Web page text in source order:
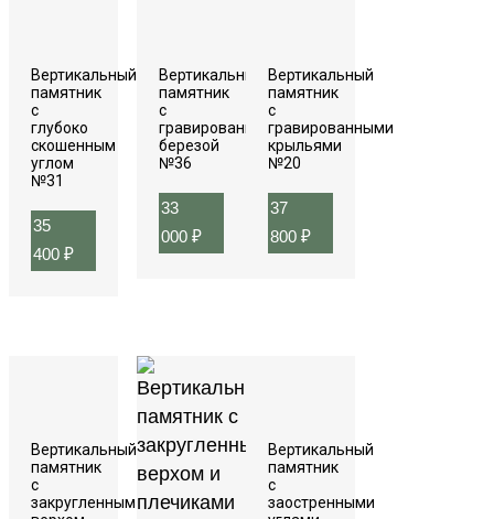
Вертикальный
памятник
с
глубоко
скошенным
углом
№31
35
400 ₽
Вертикальный
памятник
с
гравированной
березой
№36
33
000 ₽
Вертикальный
памятник
с
гравированными
крыльями
№20
37
800 ₽
Вертикальный
памятник
с
закругленным
Вертикальный
памятник
с
заостренными